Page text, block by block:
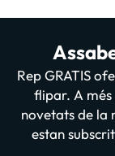
Rep GRATIS
flipar. A
novetats de la
estan